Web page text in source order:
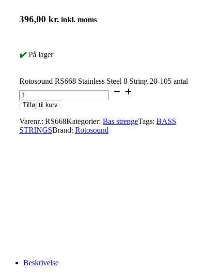
396,00 kr. inkl. moms
✔️ På lager
Rotosound RS668 Stainless Steel 8 String 20-105 antal
Tilføj til kurv
Varenr.: RS668Kategorier: Bas strengeTags: BASS
STRINGSBrand: Rotosound
Beskrivelse